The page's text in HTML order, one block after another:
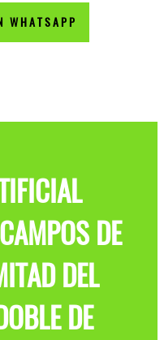
WHATSAPP
DE
DEL
DE